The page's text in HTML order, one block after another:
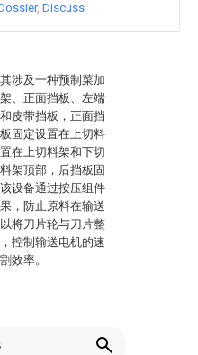
涉及一种预制菜加
、正面挡板、左端
皮带挡板，正面挡
固定设置在上切料
在上切料架和下切
架顶部，后挡板固
设备通过按压组件
，防止原料在输送
将刀片轮与刀片整
控制输送电机的速
效率。
Discuss